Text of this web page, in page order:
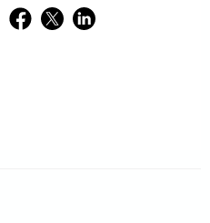
Facebook
TwitterLinkedIn